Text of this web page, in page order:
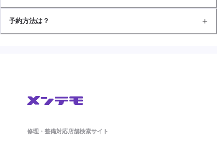
予約方法は？
修理・整備対応店舗検索サイト